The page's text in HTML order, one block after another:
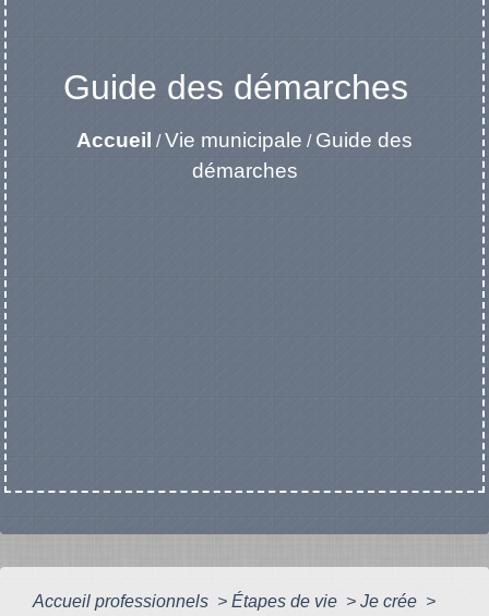
Guide des démarches
Accueil /Vie municipale / Guide des
démarches
Accueil professionnels > Étapes de vie > Je crée >